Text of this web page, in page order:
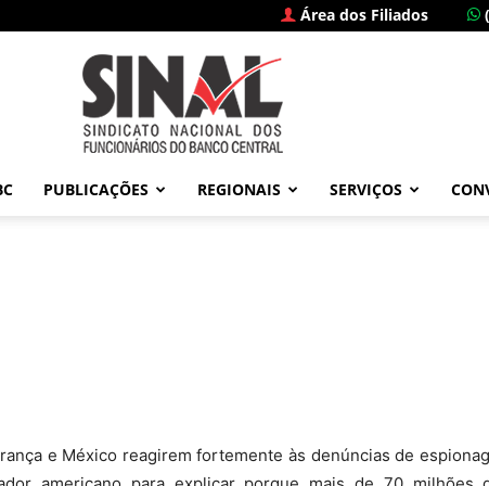
Área dos Filiados
PUBLICAÇÕES REGIONAIS SERVIÇOS
e México reagirem fortemente às denúncias de